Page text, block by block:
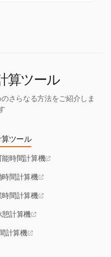
算ツール
さらなる方法をご紹介しま
ツール
能時間計算機
時間計算機
時間計算機
憩計算機
計算機